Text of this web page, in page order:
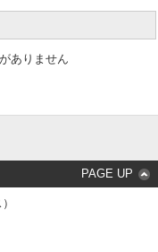
ありません
PAGE UP